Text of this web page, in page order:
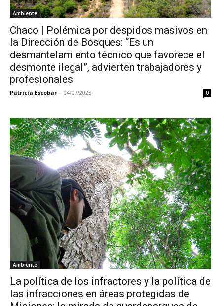
Ambiente
Chaco | Polémica por despidos masivos en
la Dirección de Bosques: “Es un
desmantelamiento técnico que favorece el
desmonte ilegal”, advierten trabajadores y
profesionales
Patricia Escobar - 04/07/2025 0
Ambiente
La política de los infractores y la política de
las infracciones en áreas protegidas de